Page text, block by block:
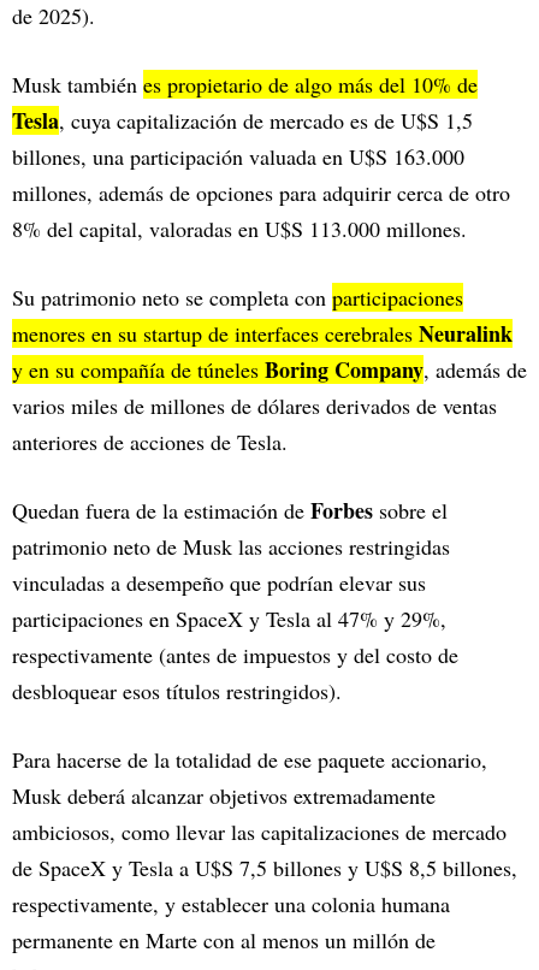
de 2025).
Musk también es propietario de algo más del 10% de
Tesla, cuya capitalización de mercado es de U$S 1,5
billones, una participación valuada en U$S 163.000
millones, además de opciones para adquirir cerca de otro
8% del capital, valoradas en U$S 113.000 millones.
Su patrimonio neto se completa con participaciones
menores en su startup de interfaces cerebrales Neuralink
y en su compañía de túneles Boring Company, además de
varios miles de millones de dólares derivados de ventas
anteriores de acciones de Tesla.
Quedan fuera de la estimación de Forbes sobre el
patrimonio neto de Musk las acciones restringidas
vinculadas a desempeño que podrían elevar sus
participaciones en SpaceX y Tesla al 47% y 29%,
respectivamente (antes de impuestos y del costo de
desbloquear esos títulos restringidos).
Para hacerse de la totalidad de ese paquete accionario,
Musk deberá alcanzar objetivos extremadamente
ambiciosos, como llevar las capitalizaciones de mercado
de SpaceX y Tesla a U$S 7,5 billones y U$S 8,5 billones,
respectivamente, y establecer una colonia humana
permanente en Marte con al menos un millón de